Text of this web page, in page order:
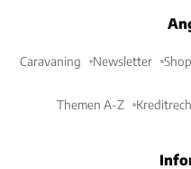
Caravaning Newsletter Shop
Themen A-Z